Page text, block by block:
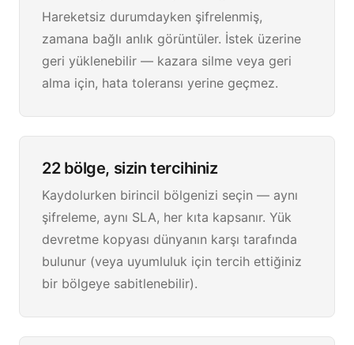
Hareketsiz durumdayken şifrelenmiş,
zamana bağlı anlık görüntüler. İstek üzerine
geri yüklenebilir — kazara silme veya geri
alma için, hata toleransı yerine geçmez.
22 bölge, sizin tercihiniz
Kaydolurken birincil bölgenizi seçin — aynı
şifreleme, aynı SLA, her kıta kapsanır. Yük
devretme kopyası dünyanın karşı tarafında
bulunur (veya uyumluluk için tercih ettiğiniz
bir bölgeye sabitlenebilir).